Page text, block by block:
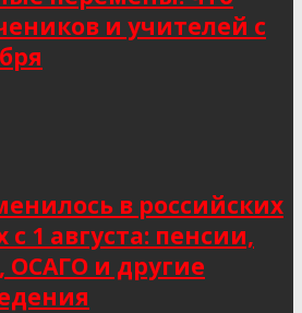
и учителей с
в российских
с 1 августа: пенсии,
ОСАГО и другие